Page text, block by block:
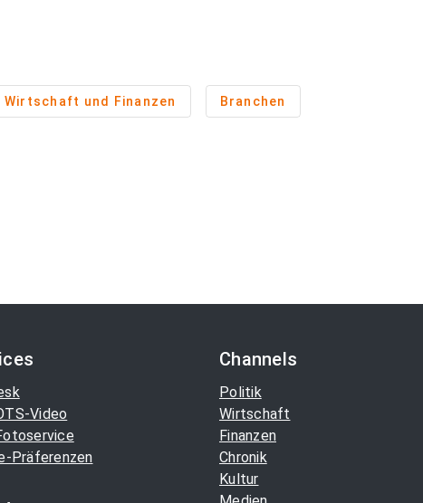
Wirtschaft und Finanzen Branchen
Video
Präferenzen
Channels
Politik
Wirtschaft
Finanzen
Chronik
Kultur